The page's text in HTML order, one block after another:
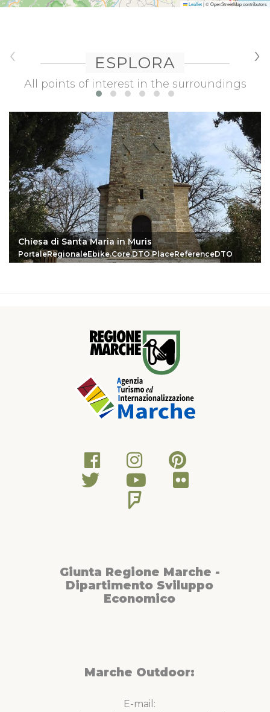
Leaflet|© OpenStreetMap contributors
ESPLORA
All points of interest in the surroundings
Chiesa di Santa Maria in Muris
PortaleRegionaleEbike.Core.DTO.PlaceReferenceDTO
‹ ›
Giunta Regione Marche -
Dipartimento Sviluppo
Economico
Marche Outdoor:
E-mail: